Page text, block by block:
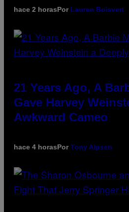
hace 2 horasPor Lauren Boisvert
21 Years Ago, A
Gave Harvey
Awkward Cameo
hace 4 horasPorTony Alpsen